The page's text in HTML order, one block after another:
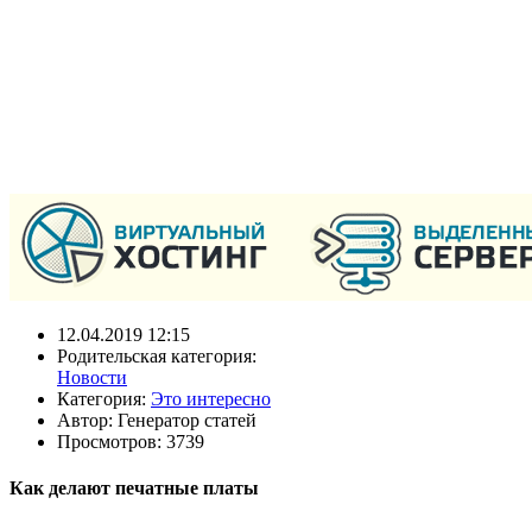
12.04.2019 12:15
Родительская категория:
Новости
Категория: Это интересно
Автор: Генератор статей
Просмотров: 3739
Как делают печатные платы